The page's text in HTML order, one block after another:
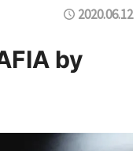
2020.06.12
by